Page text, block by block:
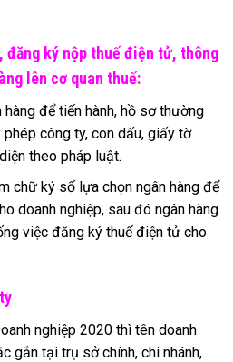
đăng ký nộp thuế điện tử, thông
lên cơ quan thuế:
hàng để tiến hành, hồ sơ thường
công ty, con dấu, giấy tờ
theo pháp luật.
chữ ký số lựa chọn ngân hàng để
doanh nghiệp, sau đó ngân hàng
việc đăng ký thuế điện tử cho
nghiệp 2020 thì tên doanh
gắn tại trụ sở chính, chi nhánh,